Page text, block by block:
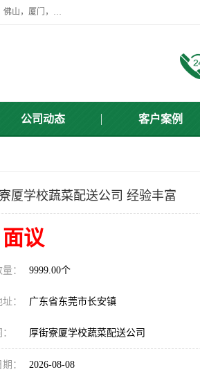
广东食安膳食管理服务有限公司是一家从事蔬菜配送、食堂承包，团餐配送的企业，本公司客户遍布东莞、深圳，广州，惠州，中山，佛山，厦门，肇庆，江门，清远等地，资质齐全，提供学校、工厂、医院、企业、地铁、大型超市、商场、单位、消防队、监狱食堂饭堂蔬菜配送，集新鲜蔬菜、新鲜肉类、粮油、瓜果 、干货 、水产、冻品、粮油、调味品、日用品、调味品及进口冷冻食品为主的原料供应商等为一体的化配送服务机构！
公司动态 客户案例
厦学校蔬菜配送公司 经验丰富
面议
： 9999.00个
： 广东省东莞市长安镇
厚街寮厦学校蔬菜配送公司
： 2026-08-08